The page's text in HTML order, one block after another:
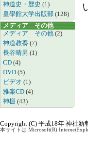
神道史・歴史 (1)
皇學館大学出版部 (128)
メディア その他
メディア その他 (2)
神道教養 (7)
長谷晴男 (1)
CD (4)
DVD (5)
ビデオ (1)
雅楽CD (4)
神棚 (43)
Copyright (C) 平成18年 神社新
本サイトは Microsoft(R)